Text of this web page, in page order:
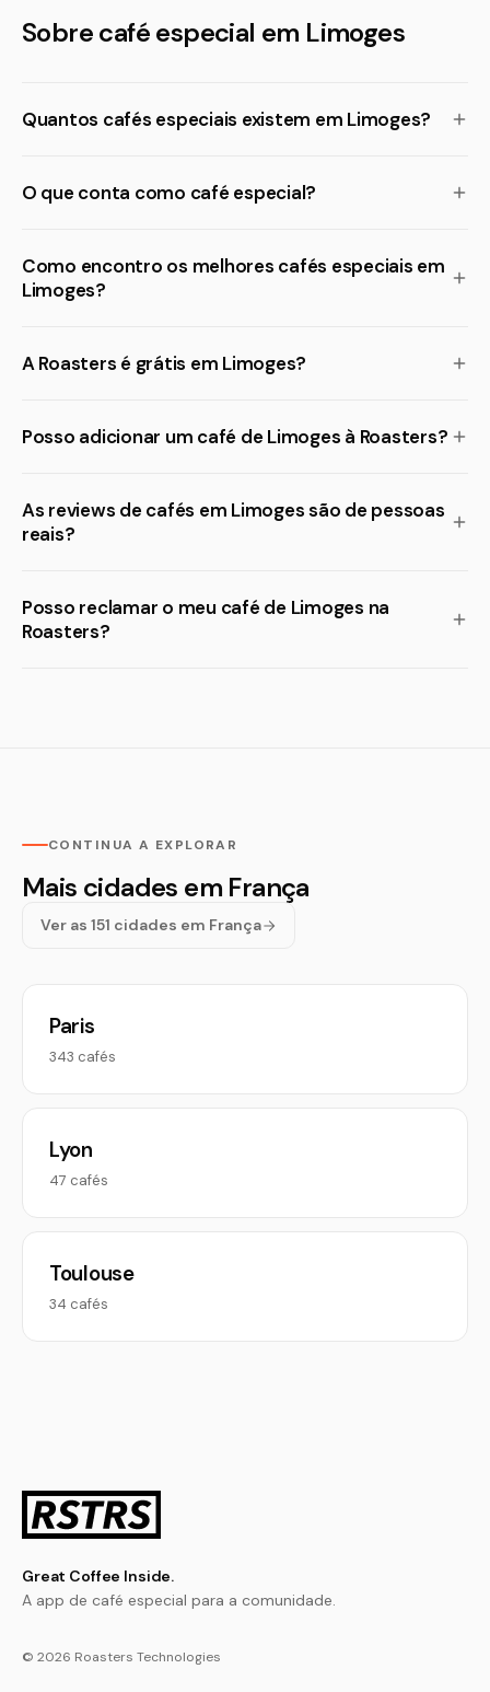
Sobre café especial em Limoges
Quantos cafés especiais existem em Limoges?
O que conta como café especial?
Como encontro os melhores cafés especiais em
Limoges?
A Roasters é grátis em Limoges?
Posso adicionar um café de Limoges à Roasters?
As reviews de cafés em Limoges são de pessoas
reais?
Posso reclamar o meu café de Limoges na
Roasters?
CONTINUA A EXPLORAR
Mais cidades em França
Ver as 151 cidades em França
Paris
343 cafés
Lyon
47 cafés
Toulouse
34 cafés
Great Coffee Inside.
A app de café especial para a comunidade.
© 2026 Roasters Technologies